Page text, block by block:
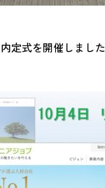
定式を開催しました